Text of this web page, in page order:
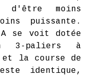
moins
puissante.
se voit dotée
3-paliers à
la course de
identique,